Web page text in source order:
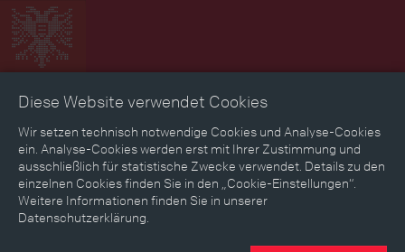
Zeitbild Zeitreise Landkarte Erinnerungen
Mediathek Textmodus
Themen Zeiträume Aspekte
Diese Website verwendet Cookies
Wir setzen technisch notwendige Cookies und Analyse-Cookies
ein. Analyse-Cookies werden erst mit Ihrer Zustimmung und
ausschließlich für statistische Zwecke verwendet. Details zu den
einzelnen Cookies finden Sie in den „Cookie-Einstellungen“.
Weitere Informationen finden Sie in unserer
Datenschutzerklärung.